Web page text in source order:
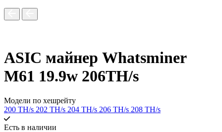
ASIC майнер Whatsminer
M61 19.9w 206TH/s
Модели по хешрейту
200 TH/s 202 TH/s 204 TH/s 206 TH/s 208 TH/s
Есть в наличии